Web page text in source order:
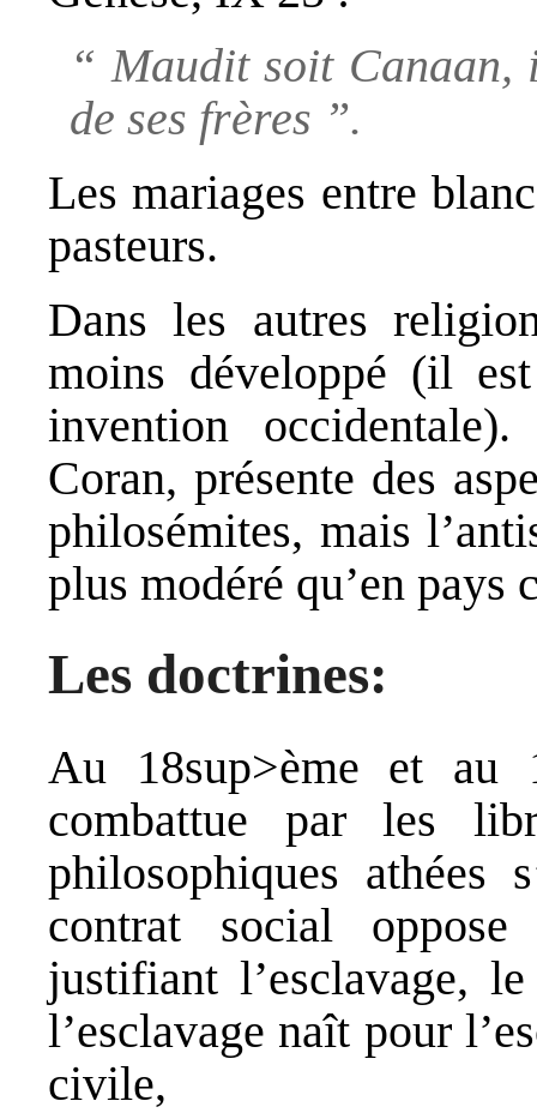
“ Maudit soit Canaan,
de ses frères ”.
Les mariages entre
pasteurs.
Dans les autres
moins développé (il
invention
Coran, présente des
philosémites, mais
plus modéré qu’en pays
Les doctrines:
Au 18sup>ème et au
combattue par les
philosophiques athées
contrat social
justifiant l’esclavage,
l’esclavage naît pour
civile,